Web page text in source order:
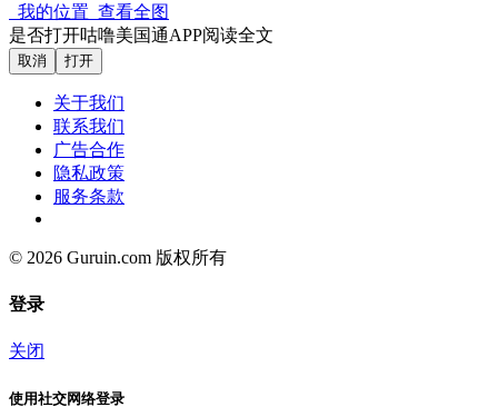
我的位置 查看全图
是否打开咕噜美国通APP阅读全文
取消 打开
关于我们
联系我们
广告合作
隐私政策
服务条款
© 2026 Guruin.com 版权所有
登录
关闭
使用社交网络登录